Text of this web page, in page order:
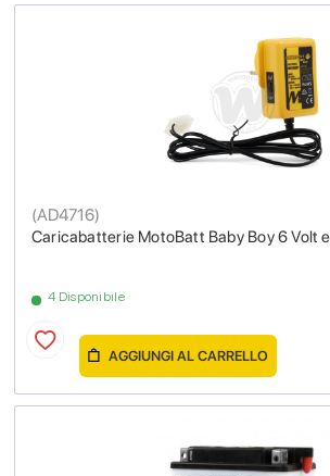
Caricabatterie MotoBatt Baby Boy 6 Volt
(AD4716)
4 Disponibile
AGGIUNGI AL CARRELLO